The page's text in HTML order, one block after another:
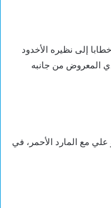
إلى نظيره الأخدود
المعروض من جانبه
مع المارد الأحمر، في